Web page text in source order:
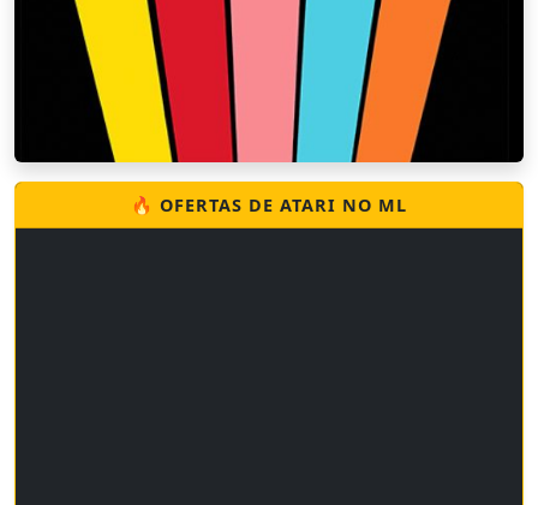
🔥 OFERTAS DE ATARI NO ML